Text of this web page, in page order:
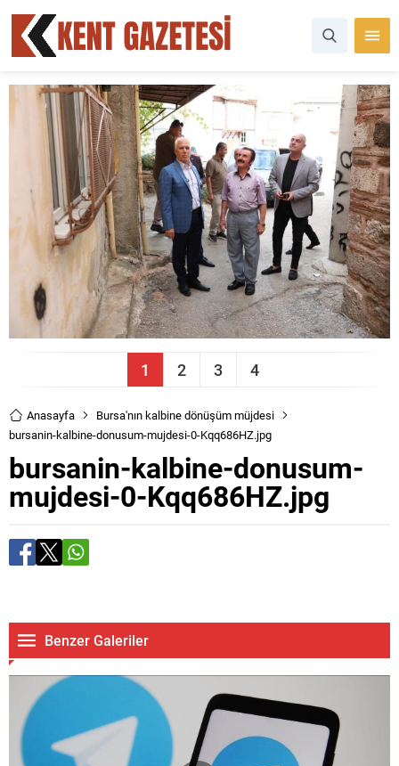
1 2 3 4
Anasayfa
Bursa'nın kalbine dönüşüm müjdesi
bursanin-kalbine-donusum-mujdesi-0-Kqq686HZ.jpg
bursanin-kalbine-donusum-
mujdesi-0-Kqq686HZ.jpg
Benzer Galeriler